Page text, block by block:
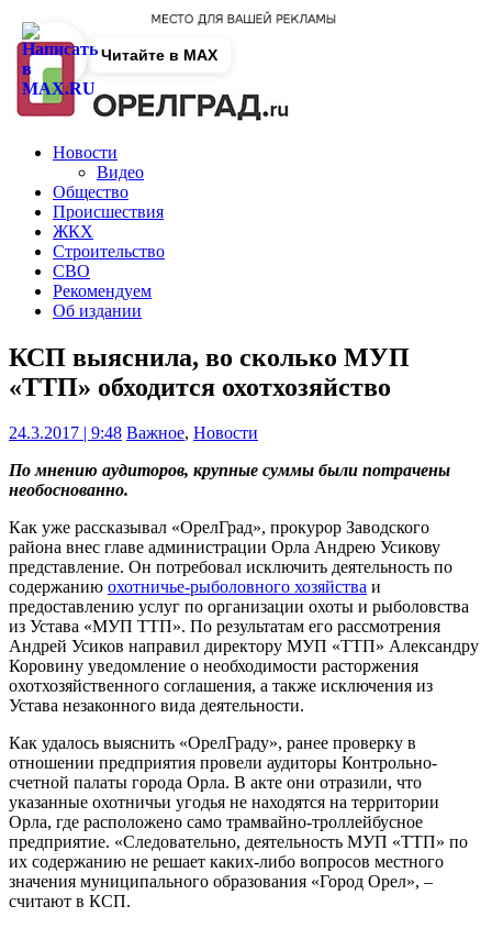
Новости
Видео
Общество
Происшествия
ЖКХ
Строительство
СВО
Рекомендуем
Об издании
КСП выяснила, во сколько МУП
«ТТП» обходится охотхозяйство
24.3.2017 | 9:48 Важное, Новости
По мнению аудиторов, крупные суммы были потрачены
необоснованно.
Как уже рассказывал «ОрелГрад», прокурор Заводского
района внес главе администрации Орла Андрею Усикову
представление. Он потребовал исключить деятельность по
содержанию охотничье-рыболовного хозяйства и
предоставлению услуг по организации охоты и рыболовства
из Устава «МУП ТТП». По результатам его рассмотрения
Андрей Усиков направил директору МУП «ТТП» Александру
Коровину уведомление о необходимости расторжения
охотхозяйственного соглашения, а также исключения из
Устава незаконного вида деятельности.
Как удалось выяснить «ОрелГраду», ранее проверку в
отношении предприятия провели аудиторы Контрольно-
счетной палаты города Орла. В акте они отразили, что
указанные охотничьи угодья не находятся на территории
Орла, где расположено само трамвайно-троллейбусное
предприятие. «Следовательно, деятельность МУП «ТТП» по
их содержанию не решает каких-либо вопросов местного
значения муниципального образования «Город Орел», –
считают в КСП.
Читайте в MAX